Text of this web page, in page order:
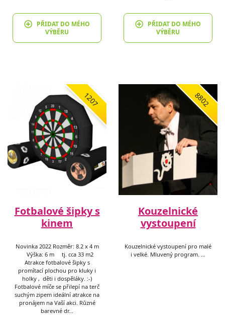
PŘIDAT DO MÉHO
VÝBĚRU
PŘIDAT DO MÉHO
VÝBĚRU
1207
Fotbalové šipky s
kinem
Novinka 2022 Rozměr: 8.2 x 4 m
Výška: 6 m tj. cca 33 m2
Atrakce fotbalové šipky s
promítací plochou pro kluky i
holky , děti i dospěláky. :-)
Fotbalové míče se přilepí na terč
suchým zipem ideální atrakce na
pronájem na Vaší akci. Různé
barevné dr…
8802
Kouzelnické
vystoupení
Kouzelnické vystoupení pro malé
i velké. Mluvený program. …